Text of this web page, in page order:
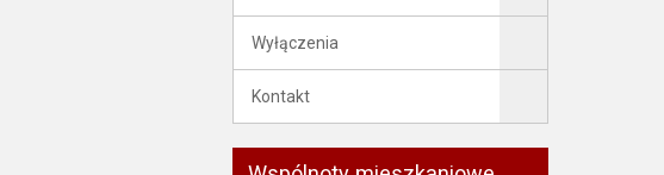
Wyłączenia
Kontakt